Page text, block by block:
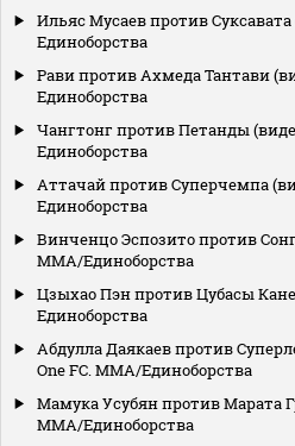
Ильяс Мусаев против Суксавата
Единоборства
Рави против Ахмеда Тантави
Единоборства
Чангтонг против Петанды
Единоборства
Аттачай против Суперчемпа
Единоборства
Винченцо Эспозито против
MMA/Единоборства
Цзыхао Пэн против Цубасы
Единоборства
Абдулла Даякаев против
One FC. MMA/Единоборства
Мамука Усубян против Марата
MMA/Единоборства